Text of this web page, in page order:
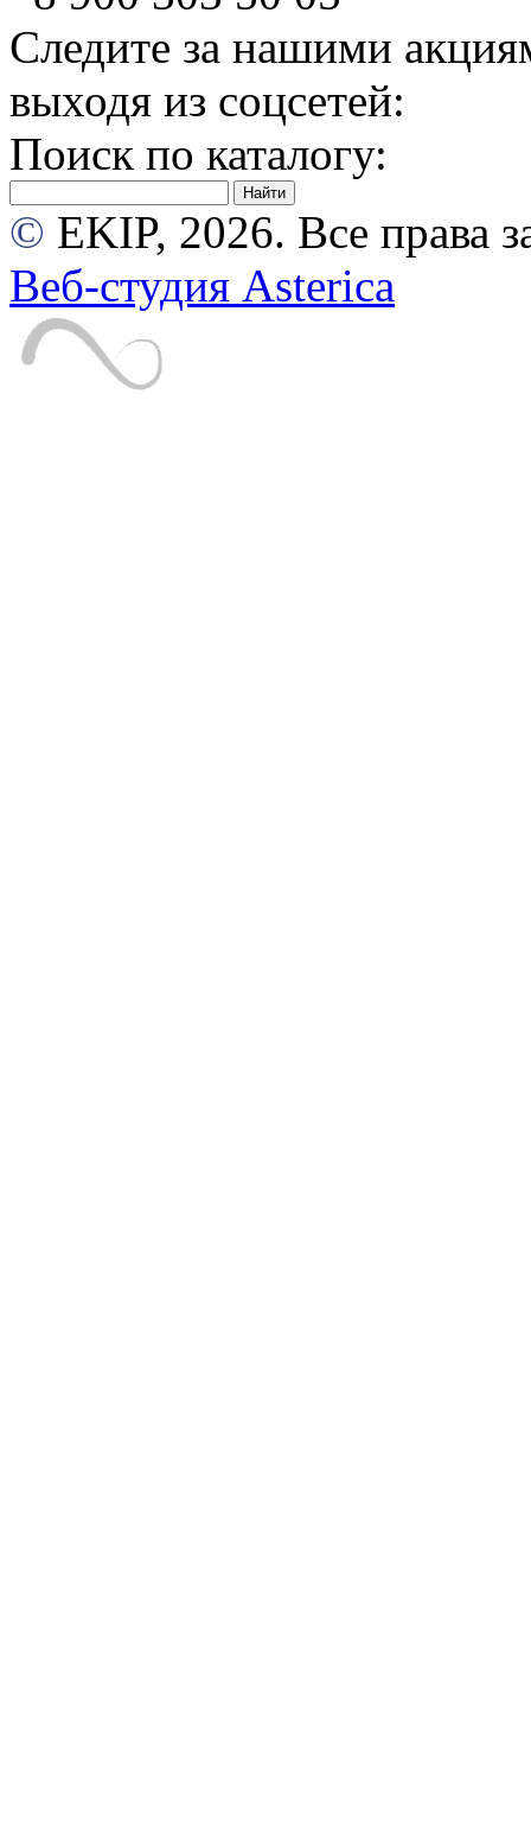
Следите за нашими
выходя из соцсетей:
Поиск по каталогу:
© EKIP, 2026. Все права
Веб-студия Asterica